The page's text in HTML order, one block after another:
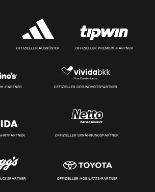
OFFIZIELLER AUSRÜSTER OFFIZIELLER PREMIUM-PARTNER
PARTNER OFFIZIELLER GESUNDHEITSPARTNER
OFFIZIELLER ERNÄHRUNGSPARTNER
OFFIZIELLER MOBILITÄTS-PARTNER